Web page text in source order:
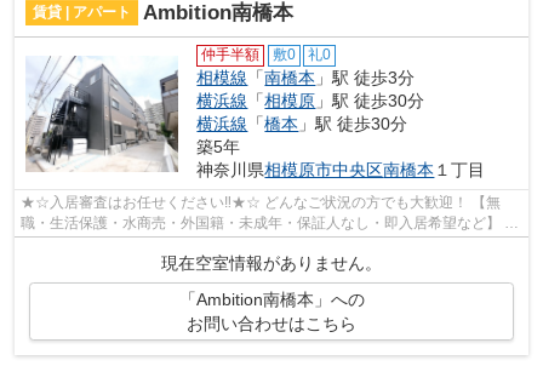
賃貸 | アパート Ambition南橋本
仲手半額 敷0 礼0
相模線 「南橋本 」駅 徒歩3分
横浜線 「相模原 」駅 徒歩30分
横浜線 「橋本 」駅 徒歩30分
築5年
神奈川県相模原市中央区南橋本 １丁目
★☆入居審査はお任せください‼★☆ どんなご状況の方でも大歓迎！ 【無
職・生活保護・水商売・外国籍・未成年・保証人なし・即入居希望など】 ネ
現在空室情報がありません。
「Ambition南橋本」への
お問い合わせはこちら